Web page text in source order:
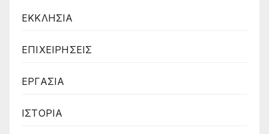
ΕΚΚΛΗΣΙΑ
ΕΠΙΧΕΙΡΗΣΕΙΣ
ΕΡΓΑΣΙΑ
ΙΣΤΟΡΙΑ